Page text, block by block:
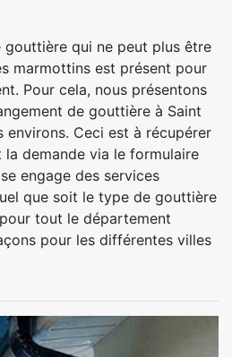
gouttière qui ne peut plus être
marmottins est présent pour
Pour cela, nous présentons
de gouttière à Saint
environs. Ceci est à récupérer
demande via le formulaire
engage des services
que soit le type de gouttière
tout le département
pour les différentes villes